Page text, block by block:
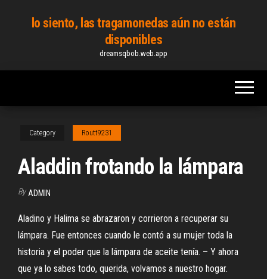
lo siento, las tragamonedas aún no están
disponibles
dreamsqbob.web.app
Category Routt9231
Aladdin frotando la lámpara
By ADMIN
Aladino y Halima se abrazaron y corrieron a recuperar su
lámpara. Fue entonces cuando le contó a su mujer toda la
historia y el poder que la lámpara de aceite tenía. – Y ahora
que ya lo sabes todo, querida, volvamos a nuestro hogar.